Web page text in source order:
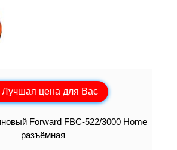
Лучшая цена для Вас
Forward FBC-522/3000 Home
разъёмная